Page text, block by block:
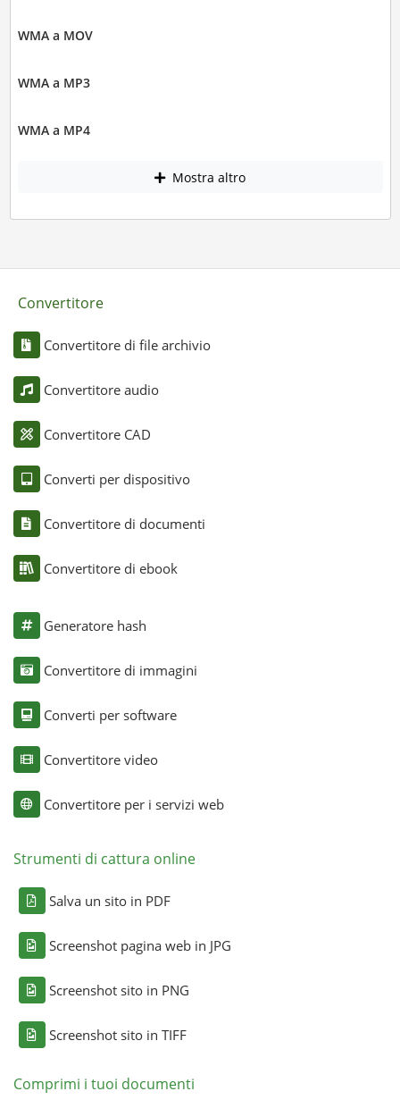
WMA a MOV
WMA a MP3
WMA a MP4
Mostra altro
Convertitore
Convertitore di file archivio
Convertitore audio
Convertitore CAD
Converti per dispositivo
Convertitore di documenti
Convertitore di ebook
Generatore hash
Convertitore di immagini
Converti per software
Convertitore video
Convertitore per i servizi web
Strumenti di cattura online
Salva un sito in PDF
Screenshot pagina web in JPG
Screenshot sito in PNG
Screenshot sito in TIFF
Comprimi i tuoi documenti